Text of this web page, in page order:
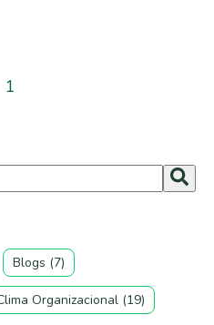
1
o campo de pesquisa
Blogs (7)
Organizacional (19)